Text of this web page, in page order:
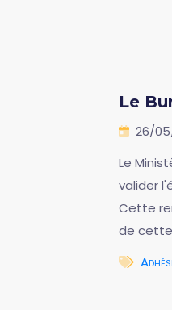
Le
26/
Le
valider
Cette
de